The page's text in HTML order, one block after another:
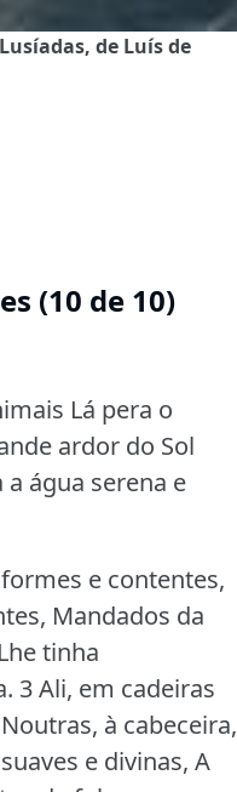
de Luís de
(10 de 10)
Lá pera o
ardor do Sol
água serena e
e contentes,
Mandados da
tinha
3 Ali, em cadeiras
à cabeceira,
e divinas, A